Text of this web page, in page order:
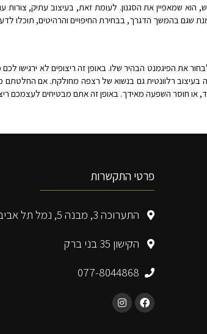
שמאפיין את הסגנון. לעומת זאת, בעיצוב עתיק,
שגם בהמשך הדגרך, בבחירת החיפויים והרהיטים, תוכלו
הפיגמנט הבהיר שלו. באופן זה ריצופים לא ירגישו לכם
רלוונטית גם בנשוא של רצפה מחולקת. אם
חוסר השפעה מאידך. באופן זה אתם מבטיחים לעצמכם
פרטי התקשרות
התערוכה 3, מבנה 5, נמל תל אביב
הקישון 35 בני ברק
077-8044868